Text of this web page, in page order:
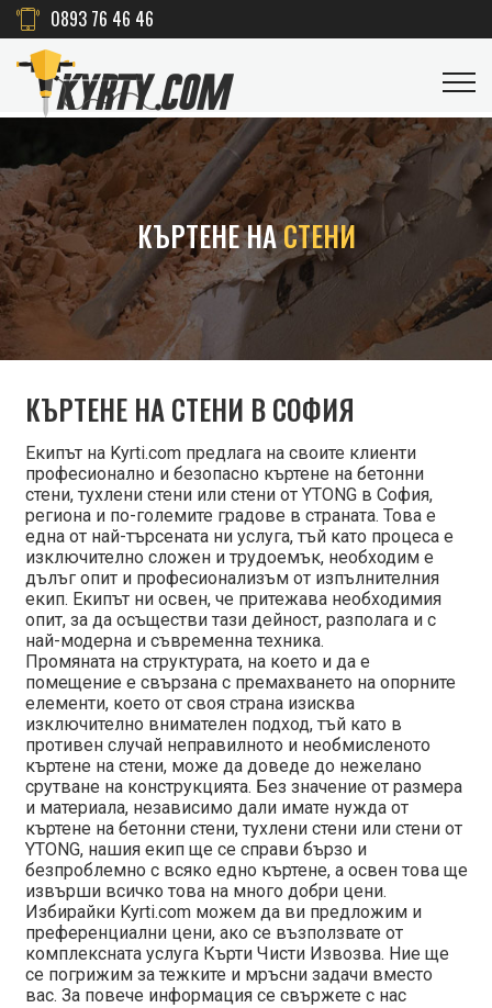
0893 76 46 46
КЪРТЕНЕ НАСТЕНИ
КЪРТЕНЕ НА СТЕНИ В СОФИЯ
Екипът на Kyrti.com предлага на своите клиенти
професионално и безопасно къртене на бетонни
стени, тухлени стени или стени от YTONG в София,
региона и по-големите градове в страната. Това е
една от най-търсената ни услуга, тъй като процеса е
изключително сложен и трудоемък, необходим е
дълъг опит и професионализъм от изпълнителния
екип. Екипът ни освен, че притежава необходимия
опит, за да осъществи тази дейност, разполага и с
най-модерна и съвременна техника.
Промяната на структурата, на което и да е
помещение е свързана с премахването на опорните
елементи, което от своя страна изисква
изключително внимателен подход, тъй като в
противен случай неправилното и необмисленото
къртене на стени, може да доведе до нежелано
срутване на конструкцията. Без значение от размера
и материала, независимо дали имате нужда от
къртене на бетонни стени, тухлени стени или стени от
YTONG, нашия екип ще се справи бързо и
безпроблемно с всяко едно къртене, а освен това ще
извърши всичко това на много добри цени.
Избирайки Kyrti.com можем да ви предложим и
преференциални цени, ако се възползвате от
комплексната услуга Кърти Чисти Извозва. Ние ще
се погрижим за тежките и мръсни задачи вместо
вас. За повече информация се свържете с нас